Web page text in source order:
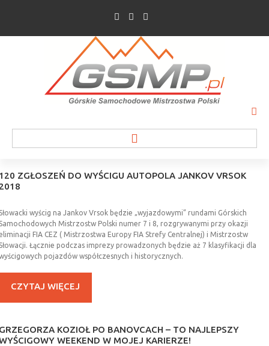
INFORMACJE O WYŚCIGU
WYPOWIEDZI ZAWODNIKÓW
INFORMACJE ORGANIZATORÓW
ZGŁOSZEŃ DO WYŚCIGU AUTOPOLA JANKOV VRSOK
wyścig na Jankov Vrsok będzie „wyjazdowymi” rundami Górskich
Mistrzostw Polski numer 7 i 8, rozgrywanymi przy okazji
FIA CEZ ( Mistrzostwa Europy FIA Strefy Centralnej) i Mistrzostw
Łącznie podczas imprezy prowadzonych będzie aż 7 klasyfikacji dla
pojazdów współczesnych i historycznych.
CZYTAJ WIĘCEJ
KOZIOŁ PO BANOVCACH – TO NAJLEPSZY
WEEKEND W MOJEJ KARIERZE!